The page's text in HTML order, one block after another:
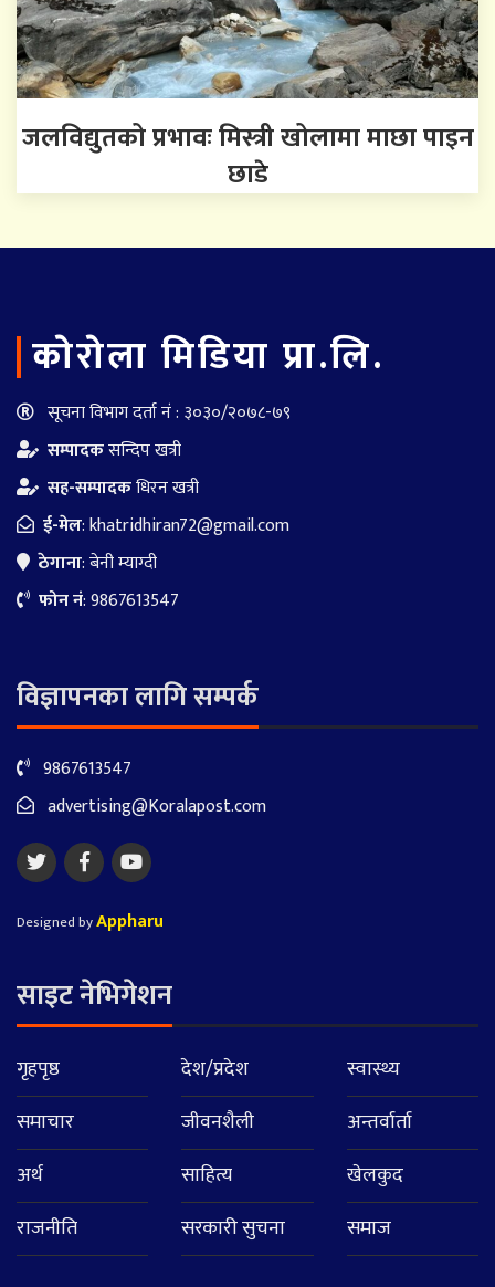
जलविद्युतको प्रभावः मिस्त्री खोलामा माछा पाइन
छाडे
काेराेला मिडिया प्रा.लि.
सूचना विभाग दर्ता नं : ३०३०/२०७८-७९
सम्पादकसन्दिप खत्री
सह-सम्पादकधिरन खत्री
ई-मेल:khatridhiran72@gmail.com
ठेगाना: बेनी म्याग्दी
फोन नं: 9867613547
विज्ञापनका लागि सम्पर्क
9867613547
advertising@Koralapost.com
Designed byAppharu
साइट नेभिगेशन
गृहपृष्ठ
समाचार
अर्थ
राजनीति
देश/प्रदेश
जीवनशैली
साहित्य
सरकारी सुचना
स्वास्थ्य
अन्तर्वार्ता
खेलकुद
समाज